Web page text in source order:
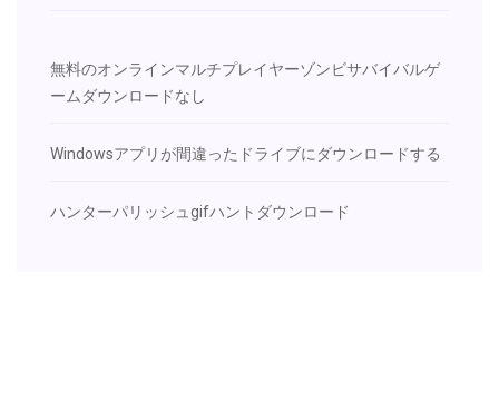
無料のオンラインマルチプレイヤーゾンビサバイバルゲ
ームダウンロードなし
Windowsアプリが間違ったドライブにダウンロードする
ハンターパリッシュgifハントダウンロード